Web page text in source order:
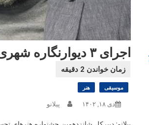
اجرای ۳ دیوارنگاره شهری از آثار منتخب تجسمی فجر در پایتخت
موسیقی هنر
دی ۱۸, ۱۴۰۲ پیلانو